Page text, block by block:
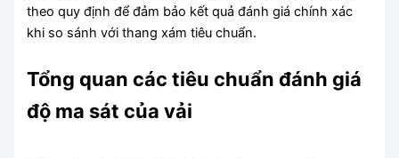
theo quy định để đảm bảo kết quả đánh giá chính xác
khi so sánh với thang xám tiêu chuẩn.
Tổng quan các tiêu chuẩn đánh giá
độ ma sát của vải